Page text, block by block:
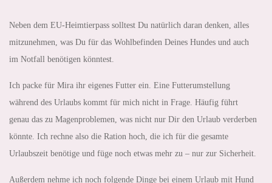
Neben dem EU-Heimtierpass solltest Du natürlich daran denken, alles
mitzunehmen, was Du für das Wohlbefinden Deines Hundes und auch
im Notfall benötigen könntest.
Ich packe für Mira ihr eigenes Futter ein. Eine Futterumstellung
während des Urlaubs kommt für mich nicht in Frage. Häufig führt
genau das zu Magenproblemen, was nicht nur Dir den Urlaub verderben
könnte. Ich rechne also die Ration hoch, die ich für die gesamte
Urlaubszeit benötige und füge noch etwas mehr zu – nur zur Sicherheit.
Außerdem nehme ich noch folgende Dinge bei einem Urlaub mit Hund